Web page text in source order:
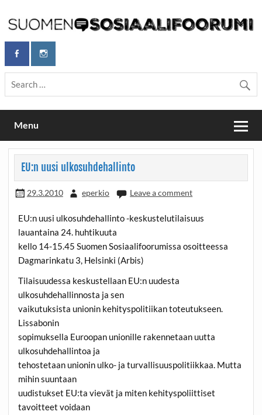
content
Maailmanparannuspäivät / Suomen
Sosiaalifoorumi
Maailmanparannuspäivät Lapinlahden Lähteellä, Helsingissä
26.–27.9.2026
Menu
EU:n uusi ulkosuhdehallinto
29.3.2010 eperkio Leave a comment
EU:n uusi ulkosuhdehallinto -keskustelutilaisuus
lauantaina 24. huhtikuuta
kello 14-15.45 Suomen Sosiaalifoorumissa osoitteessa
Dagmarinkatu 3, Helsinki (Arbis)
Tilaisuudessa keskustellaan EU:n uudesta
ulkosuhdehallinnosta ja sen
vaikutuksista unionin kehityspolitiikan toteutukseen.
Lissabonin
sopimuksella Euroopan unionille rakennetaan uutta
ulkosuhdehallintoa ja
tehostetaan unionin ulko- ja turvallisuuspolitiikkaa. Mutta
mihin suuntaan
uudistukset EU:ta vievät ja miten kehityspoliittiset
tavoitteet voidaan